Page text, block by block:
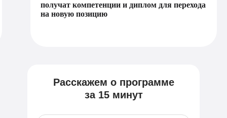
получат компетенции и диплом для перехода
на новую позицию
Расскажем о программе
за 15 минут